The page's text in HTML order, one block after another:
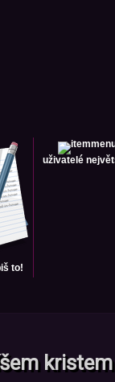
to!
uživatelé
kristem